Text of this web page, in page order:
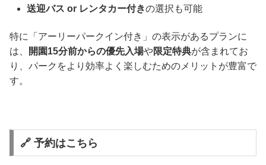
送迎バス or レンタカー付きの選択も可能
特に「アーリーパークイン付き」の表示があるプランに
は、
開園15分前からの優先入場や限定特典が含まれてお
り、パークをより効率よく楽しむためのメリットが豊富で
す。
🔗 予約はこちら